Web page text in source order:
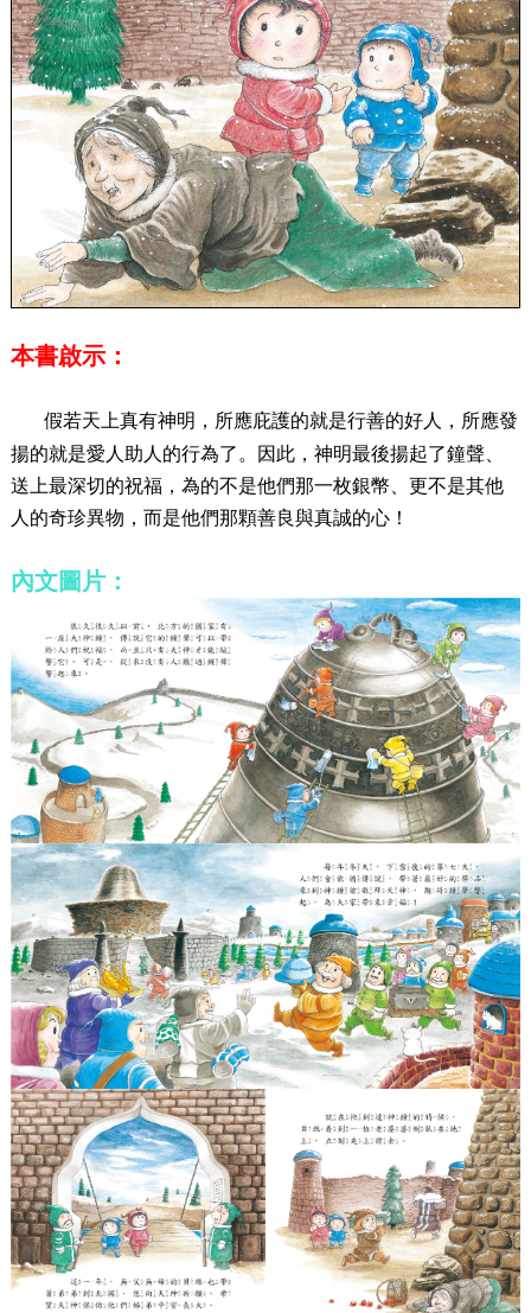
本書啟示：
假若天上真有神明，所應庇護的就是行善的好人，所應發
揚的就是愛人助人的行為了。因此，神明最後揚起了鐘聲、
送上最深切的祝福，為的不是他們那一枚銀幣、更不是其他
人的奇珍異物，而是他們那顆善良與真誠的心！
內文圖片：